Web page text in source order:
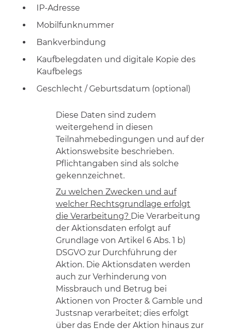
IP-Adresse
Mobilfunknummer
Bankverbindung
Kaufbelegdaten und digitale Kopie des
Kaufbelegs
Geschlecht / Geburtsdatum (optional)
Diese Daten sind zudem
weitergehend in diesen
Teilnahmebedingungen und auf der
Aktionswebsite beschrieben.
Pflichtangaben sind als solche
gekennzeichnet.
Zu welchen Zwecken und auf
welcher Rechtsgrundlage erfolgt
die Verarbeitung? Die Verarbeitung
der Aktionsdaten erfolgt auf
Grundlage von Artikel 6 Abs. 1 b)
DSGVO zur Durchführung der
Aktion. Die Aktionsdaten werden
auch zur Verhinderung von
Missbrauch und Betrug bei
Aktionen von Procter & Gamble und
Justsnap verarbeitet; dies erfolgt
über das Ende der Aktion hinaus zur